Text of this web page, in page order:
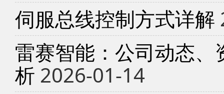
伺服总线控制方式详解
雷赛智能：公司动态
析 2026-01-14